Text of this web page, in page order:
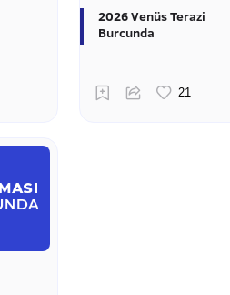
2026 Venüs Terazi
Burcunda